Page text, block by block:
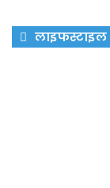
लाइफस्टाइल